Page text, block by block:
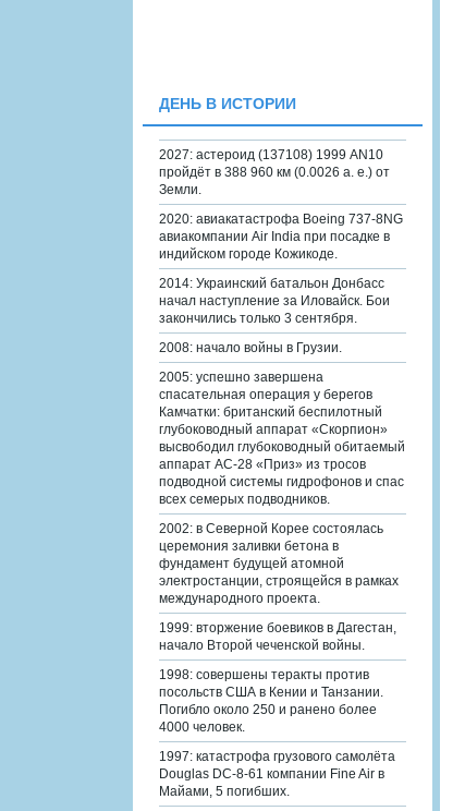
ДЕНЬ В ИСТОРИИ
2027: астероид (137108) 1999 AN10
пройдёт в 388 960 км (0.0026 а. е.) от
Земли.
2020: авиакатастрофа Boeing 737-8NG
авиакомпании Air India при посадке в
индийском городе Кожикоде.
2014: Украинский батальон Донбасс
начал наступление за Иловайск. Бои
закончились только 3 сентября.
2008: начало войны в Грузии.
2005: успешно завершена
спасательная операция у берегов
Камчатки: британский беспилотный
глубоководный аппарат «Скорпион»
высвободил глубоководный обитаемый
аппарат АС-28 «Приз» из тросов
подводной системы гидрофонов и спас
всех семерых подводников.
2002: в Северной Корее состоялась
церемония заливки бетона в
фундамент будущей атомной
электростанции, строящейся в рамках
международного проекта.
1999: вторжение боевиков в Дагестан,
начало Второй чеченской войны.
1998: совершены теракты против
посольств США в Кении и Танзании.
Погибло около 250 и ранено более
4000 человек.
1997: катастрофа грузового самолёта
Douglas DC-8-61 компании Fine Air в
Майами, 5 погибших.